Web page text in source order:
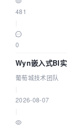
481
0
Wyn嵌入式BI
数联动全闭环
葡萄城技术团队
2026-08-07